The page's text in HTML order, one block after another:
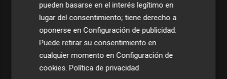
pueden basarse en el interés legítimo en
lugar del consentimiento; tiene derecho a
oponerse enConfiguración de publicidad.
Puede retirar su consentimiento en
cualquier momento enConfiguración de
cookies.Política de privacidad